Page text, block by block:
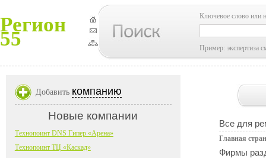
Регион
55
Ключевое слово или
Пример: экспертиза
Все для
Главная
Фирмы
Добавить компанию
Новые компании
Технопоинт DNS Гипер «Арена»
Технопоинт ТЦ «Каскад»